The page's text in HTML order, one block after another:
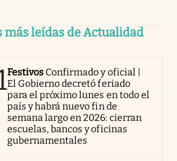
más leídas de Actualidad
Festivos Confirmado y oficial |
El Gobierno decretó feriado
para el próximo lunes en todo el
país y habrá nuevo fin de
semana largo en 2026: cierran
escuelas, bancos y oficinas
gubernamentales